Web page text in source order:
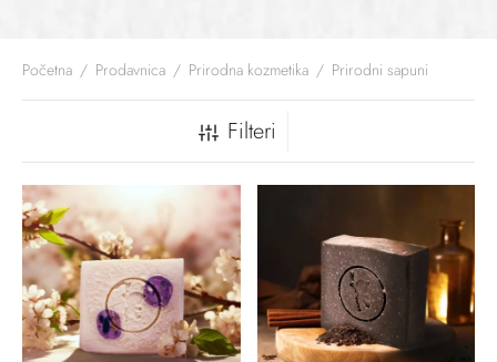
Početna / Prodavnica / Prirodna kozmetika / Prirodni sapuni
Filteri